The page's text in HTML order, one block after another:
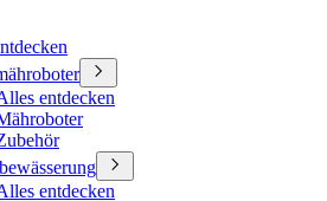
entdecken
entdecken